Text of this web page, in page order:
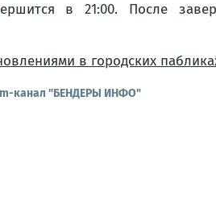
в 21:00. После
в городских
канал "БЕНДЕРЫ ИНФО"